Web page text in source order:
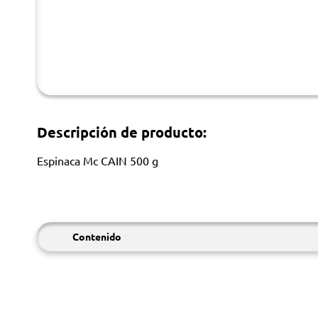
Descripción de producto:
Espinaca Mc CAIN 500 g
Contenido